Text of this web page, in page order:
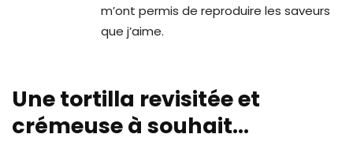
m’ont permis de reproduire les saveurs
que j’aime.
Une tortilla revisitée et
crémeuse à souhait…